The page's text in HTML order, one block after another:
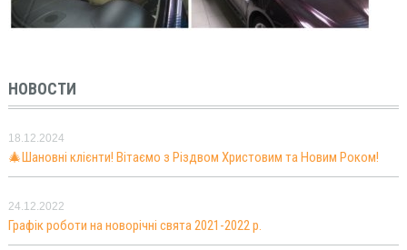
НОВОСТИ
18.12.2024
🎄Шановні клієнти! Вітаємо з Різдвом Христовим та Новим Роком!
24.12.2022
Графік роботи на новорічні свята 2021-2022 р.